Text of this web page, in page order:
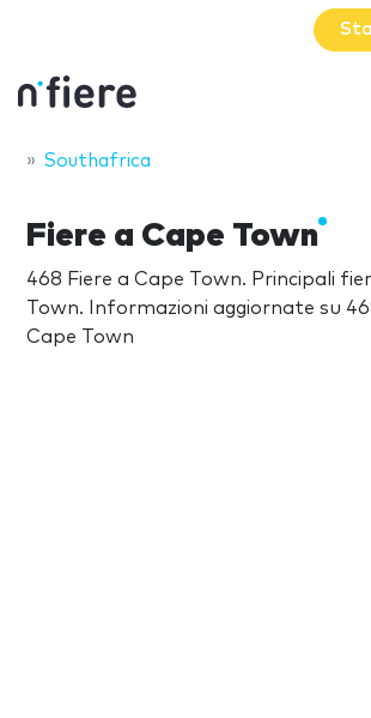
Southafrica
Fiere a Cape Town
468 Fiere a Cape Town. Principali
Town. Informazioni aggiornate su
Cape Town